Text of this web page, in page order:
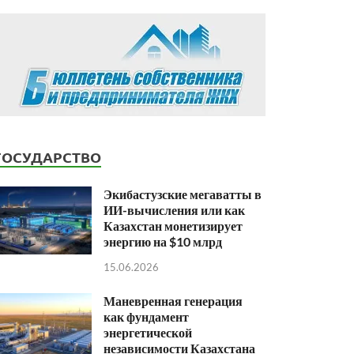
Экибастузские мегаватты в
ИИ-вычисления или как
Казахстан монетизирует
энергию на $10 млрд
15.06.2026
Маневренная генерация
как фундамент
энергетической
независимости Казахстана